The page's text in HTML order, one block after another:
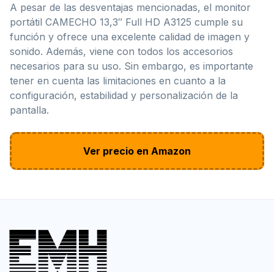
A pesar de las desventajas mencionadas, el monitor
portátil CAMECHO 13,3″ Full HD A3125 cumple su
función y ofrece una excelente calidad de imagen y
sonido. Además, viene con todos los accesorios
necesarios para su uso. Sin embargo, es importante
tener en cuenta las limitaciones en cuanto a la
configuración, estabilidad y personalización de la
pantalla.
Ver precio en Amazon